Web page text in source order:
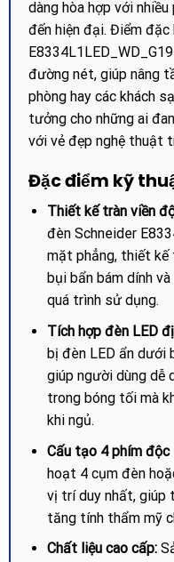
dàng hòa hợp với
đến hiện đại. Điểm
đường nét, giúp nâng
phòng hay các khách
tưởng cho những ai
với vẻ đẹp nghệ thuật
Đặc điểm kỹ
Thiết kế tràn viền
đèn Schneider
mặt phẳng, thiết kế
bụi bẩn bám dính
quá trình sử dụng.
Tích hợp đèn LED
bị đèn LED ẩn dưới
giúp người dùng dễ
trong bóng tối mà
khi ngủ.
Cấu tạo 4 phím độc
hoạt 4 cụm đèn
vị trí duy nhất, giúp
tăng tính thẩm mỹ
Chất liệu cao cấp: